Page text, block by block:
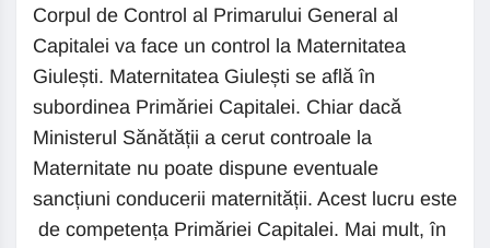
Corpul de Control al Primarului General al
Capitalei va face un control la Maternitatea
Giulești. Maternitatea Giulești se află în
subordinea Primăriei Capitalei. Chiar dacă
Ministerul Sănătății a cerut controale la
Maternitate nu poate dispune eventuale
sancțiuni conducerii maternității. Acest lucru este
de competența Primăriei Capitalei. Mai mult, în